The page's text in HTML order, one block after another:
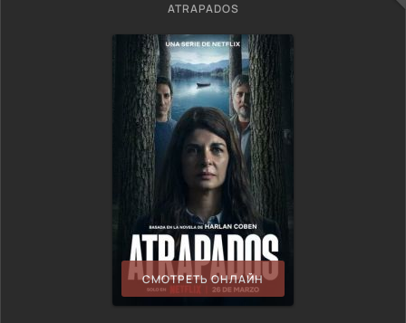
ATRAPADOS
СМОТРЕТЬ ОНЛАЙН